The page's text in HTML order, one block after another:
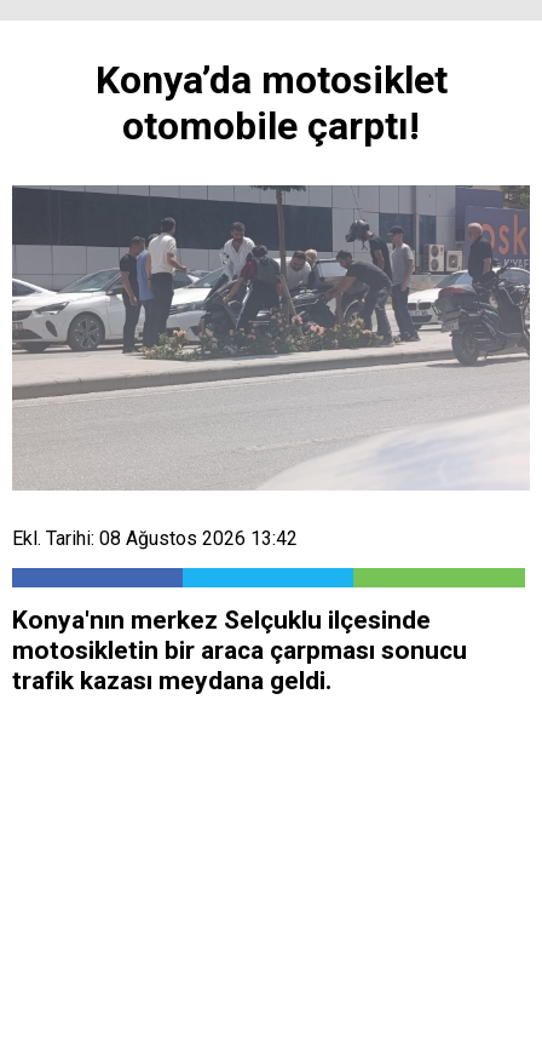
Konya’da motosiklet
otomobile çarptı!
Ekl. Tarihi: 08 Ağustos 2026 13:42
Konya'nın merkez Selçuklu ilçesinde
motosikletin bir araca çarpması sonucu
trafik kazası meydana geldi.